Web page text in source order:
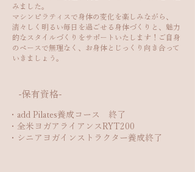
みました。
マシンピラティスで身体の変化を楽しみながら、
清々しく明るい毎日を過ごせる身体づくりと、魅力
的なスタイルづくりをサポートいたします！ご自身
のペースで無理なく、お身体とじっくり向き合って
いきましょう。
​-保有資格-
・add Pilates養成コース 終了
・全米ヨガアライアンスRYT200
・シニアヨガインストラクター養成終了